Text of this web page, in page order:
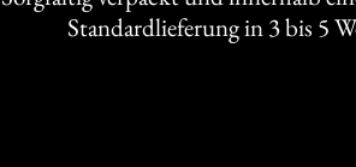
Standardlieferung in 3 bis 5